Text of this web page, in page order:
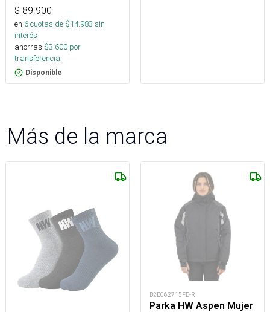
$ 89.900
en 6cuotas de $14.983 sin
interés
ahorras $3.600 por
transferencia.
Disponible
Más de la marca
B2B062715FE-R
Parka HW Aspen Mujer